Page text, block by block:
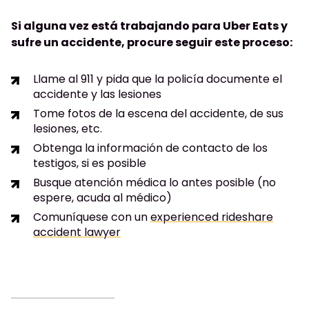
Si alguna vez está trabajando para Uber Eats y
sufre un accidente, procure seguir este proceso:
Llame al 911 y pida que la policía documente el
accidente y las lesiones
Tome fotos de la escena del accidente, de sus
lesiones, etc.
Obtenga la información de contacto de los
testigos, si es posible
Busque atención médica lo antes posible (no
espere, acuda al médico)
Comuníquese con unexperienced rideshare
accident lawyer